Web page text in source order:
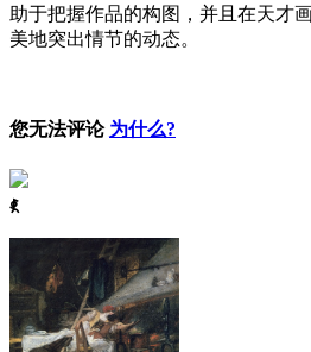
助于把握作品的构图，并且在天才
美地突出情节的动态。
您无法评论 为什么?
ꈅ